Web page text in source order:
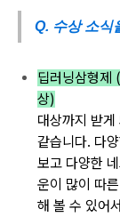
Q. 수상 소식
딥러닝삼형제
상)
대상까지 받게
같습니다. 다
보고 다양한
운이 많이 따
해 볼 수 있어